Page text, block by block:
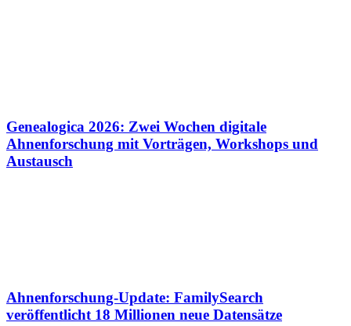
Genealogica 2026: Zwei Wochen digitale
Ahnenforschung mit Vorträgen, Workshops und
Austausch
Ahnenforschung-Update: FamilySearch
veröffentlicht 18 Millionen neue Datensätze